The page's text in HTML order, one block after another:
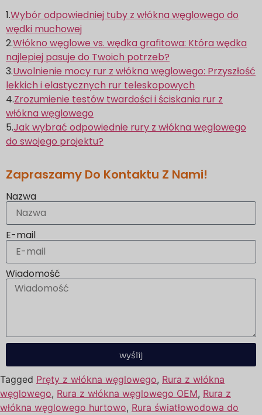
1.Wybór odpowiedniej tuby z włókna węglowego do
wędki muchowej
2.Włókno węglowe vs. wędka grafitowa: Która wędka
najlepiej pasuje do Twoich potrzeb?
3.Uwolnienie mocy rur z włókna węglowego: Przyszłość
lekkich i elastycznych rur teleskopowych
4.Zrozumienie testów twardości i ściskania rur z
włókna węglowego
5.Jak wybrać odpowiednie rury z włókna węglowego
do swojego projektu?
Zapraszamy Do Kontaktu Z Nami!
Nazwa
E-mail
Wiadomość
wyślij
Tagged Pręty z włókna węglowego, Rura z włókna
węglowego, Rura z włókna węglowego OEM, Rura z
włókna węglowego hurtowo, Rura światłowodowa do